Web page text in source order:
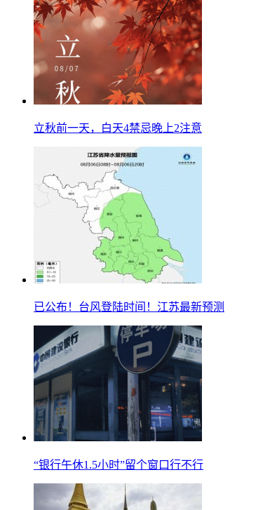
立秋前一天，白天4禁忌晚上2注意
已公布！台风登陆时间！江苏最新预测
“银行午休1.5小时”留个窗口行不行